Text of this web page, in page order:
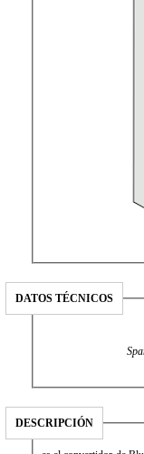
DATOS TÉCNICOS
DESCRIPCIÓN